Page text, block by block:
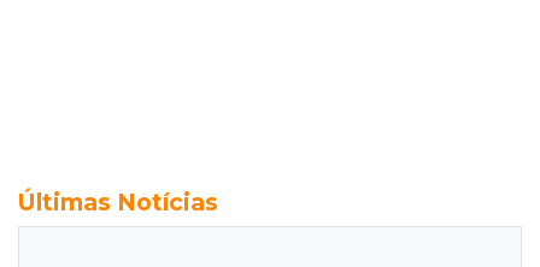
Últimas Notícias